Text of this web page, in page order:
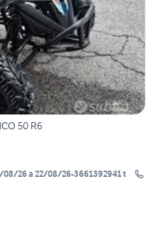
50 R6
08/26 a 22/08/26-3661392941 t